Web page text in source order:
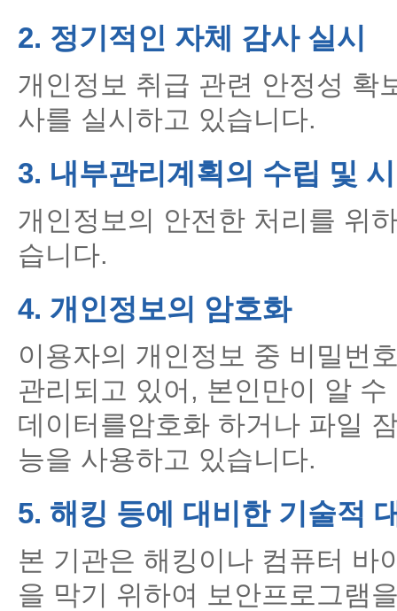
2. 정기적인 자체 감사 실시
개인정보 취급 관련 안정성 확
사를 실시하고 있습니다.
3. 내부관리계획의 수립 및
개인정보의 안전한 처리를 위
습니다.
4. 개인정보의 암호화
이용자의 개인정보 중 비밀번
관리되고 있어, 본인만이 알
데이터를암호화 하거나 파일
능을 사용하고 있습니다.
5. 해킹 등에 대비한 기술적
본 기관은 해킹이나 컴퓨터 바
을 막기 위하여 보안프로그램